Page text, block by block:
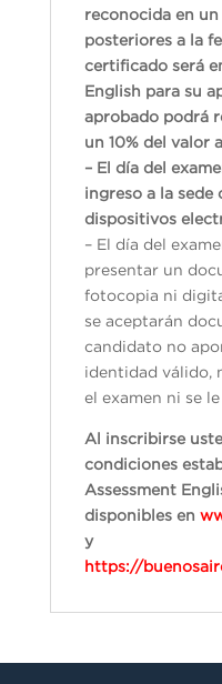
reconocida en
posteriores a la
certificado será
English para su
aprobado podrá
un 10% del valor
– El día del
ingreso a la sede
dispositivos
– El día del
presentar un
fotocopia ni
se aceptarán
candidato no
identidad válido,
el examen ni se
Al inscribirse
condiciones
Assessment
disponibles en
y
https://